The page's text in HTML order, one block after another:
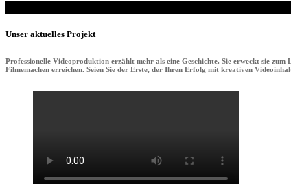
Unser aktuelles Projekt
Professionelle Videoproduktion erzählt mehr als eine Geschichte. Sie erweckt sie zum
Filmemachen erreichen. Seien Sie der Erste, der Ihren Erfolg mit kreativen